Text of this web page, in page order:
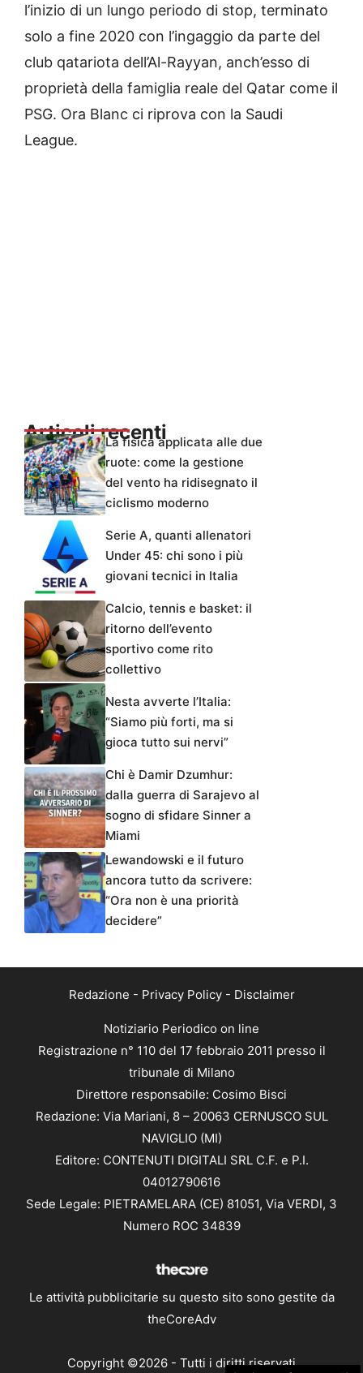
l’inizio di un lungo periodo di stop, terminato
solo a fine 2020 con l’ingaggio da parte del
club qatariota dell’Al-Rayyan, anch’esso di
proprietà della famiglia reale del Qatar come il
PSG. Ora Blanc ci riprova con la Saudi
League.
Articoli recentiLa fisica applicata alle due
ruote: come la gestione
del vento ha ridisegnato il
ciclismo moderno
Serie A, quanti allenatori
Under 45: chi sono i più
giovani tecnici in Italia
Calcio, tennis e basket: il
ritorno dell’evento
sportivo come rito
collettivo
Nesta avverte l’Italia:
“Siamo più forti, ma si
gioca tutto sui nervi”
Chi è Damir Dzumhur:
dalla guerra di Sarajevo al
sogno di sfidare Sinner a
Miami
Lewandowski e il futuro
ancora tutto da scrivere:
“Ora non è una priorità
decidere”
Redazione - Privacy Policy- Disclaimer
Notiziario Periodico on line
Registrazione n° 110 del 17 febbraio 2011 presso il
tribunale di Milano
Direttore responsabile: Cosimo Bisci
Redazione: Via Mariani, 8 – 20063 CERNUSCO SUL
NAVIGLIO (MI)
Editore: CONTENUTI DIGITALI SRL C.F. e P.I.
04012790616
Sede Legale: PIETRAMELARA (CE) 81051, Via VERDI, 3
Numero ROC 34839
Le attività pubblicitarie su questo sito sono gestite da
theCoreAdv
Copyright ©2026 - Tutti i diritti riservati